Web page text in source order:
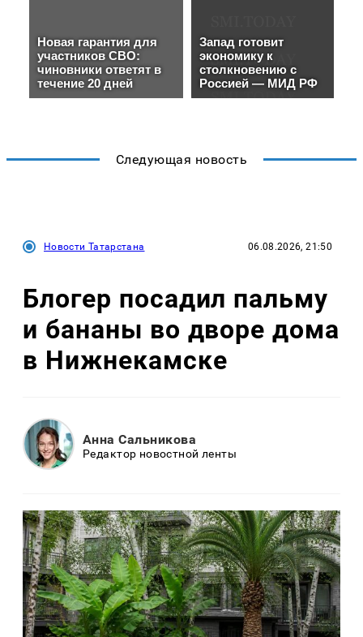
Следующая новость
Новости Татарстана 06.08.2026, 21:50
Блогер посадил пальму
и бананы во дворе дома
в Нижнекамске
Анна Сальникова
Редактор новостной ленты